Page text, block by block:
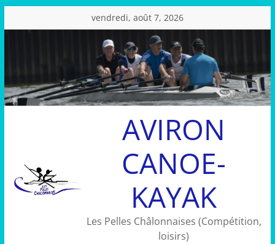
au
vendredi, août 7, 2026
AVIRON
CANOE-
KAYAK
Les Pelles Châlonnaises (Compétition,
loisirs)